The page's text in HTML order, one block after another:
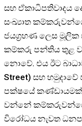
සහ ඒකාධිපතිවාදය
සංඛ්‍යාත
ජයග්‍රහණ ලෙස
කම්කරු පන්තිය තුළ
නොවේ. එය ඊට
Street) සහ
පක්ෂයේ කණ්ඩායමක්
වන්නේ
විරෝධය නැවත